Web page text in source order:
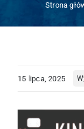
Centrum
Kompleks Tężnia
Strona
15 lipca, 2025